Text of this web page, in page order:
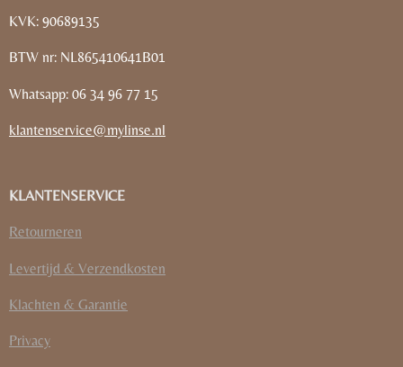
KVK: 90689135
BTW nr: NL865410641B01
Whatsapp: 06 34 96 77 15
klantenservice@mylinse.nl
KLANTENSERVICE
Retourneren
Levertijd & Verzendkosten
Klachten & Garantie
Privacy